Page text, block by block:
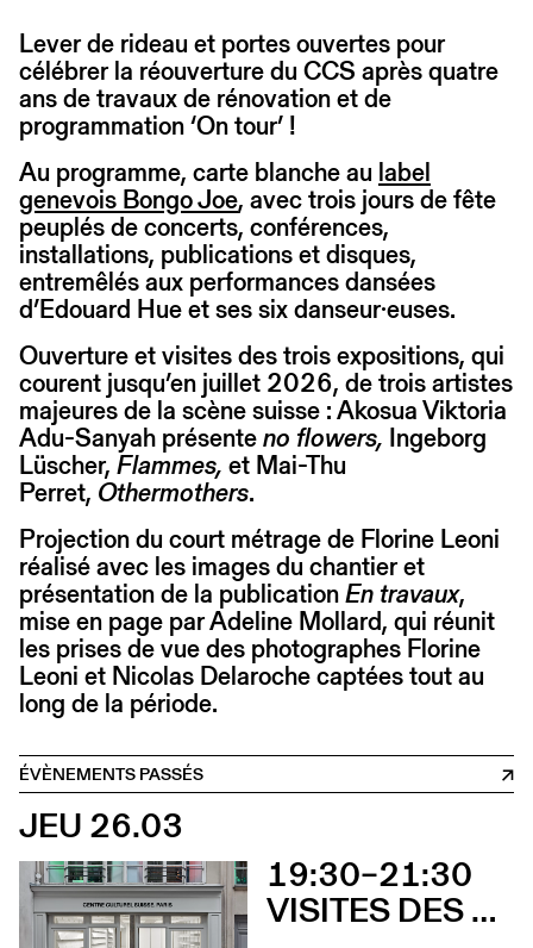
Lever de rideau et portes ouvertes pour
célébrer la réouverture du CCS après quatre
ans de travaux de rénovation et de
programmation ‘On tour’ !
Au programme, carte blanche au label
genevois Bongo Joe, avec trois jours de fête
peuplés de concerts, conférences,
installations, publications et disques,
entremêlés aux performances dansées
d’Edouard Hue et ses six danseur·euses.
Ouverture et visites des trois expositions, qui
courent jusqu’en juillet 2026, de trois artistes
majeures de la scène suisse : Akosua Viktoria
Adu-Sanyah présenteno flowers, Ingeborg
Lüscher, Flammes, et Mai-Thu
Perret, Othermothers.
Projection du court métrage de Florine Leoni
réalisé avec les images du chantier et
présentation de la publicationEn travaux,
mise en page par Adeline Mollard, qui réunit
les prises de vue des photographes Florine
Leoni et Nicolas Delaroche captées tout au
long de la période.
ÉVÈNEMENTS PASSÉS
JEU 26.03
19:30–21:30
VISITES DES EXPOSITIONS ET DÉCOUVERTE DU BÂTIMENT